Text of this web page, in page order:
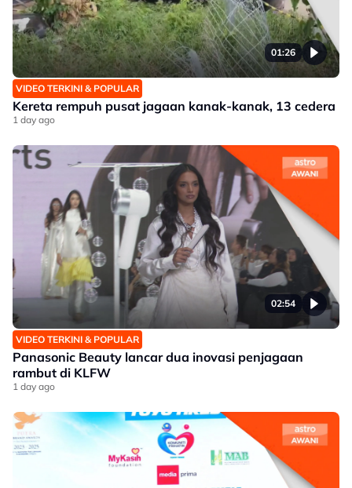
01:26
VIDEO TERKINI & POPULAR
Kereta rempuh pusat jagaan kanak-kanak, 13 cedera
1 day ago
02:54
VIDEO TERKINI & POPULAR
Panasonic Beauty lancar dua inovasi penjagaan
rambut di KLFW
1 day ago